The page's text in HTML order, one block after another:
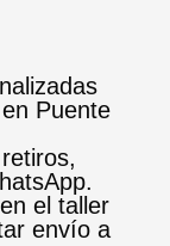
Puente
el taller
envío a